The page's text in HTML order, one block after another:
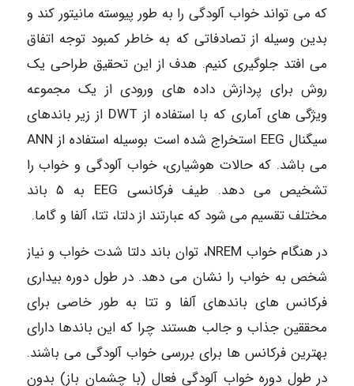
که می تواند خواب آلودگی را به طور پیوسته مانیتور کند و
بدین وسیله از تصادفاتی که به خاطر کمبود توجه اتفاق
می افتد جلوگیری کنیم. هدف از این تحقیق طراحی یک
روش برای پردازش داده های ورودی از یک مجموعه
ویژگی های آماری که با استفاده از DWT از زیر باندهای
سیگنال EEG استخراج شده است بوسیله استفاده از ANN
می باشد. که حالات هوشیاری، خواب آلودگی و خواب را
تشخیص می دهد. طیف فرکانسی EEG به ۵ باند
مختلف تقسیم می شود که عبارتند از دلتا، تتا، آلفا و گاما.
در هنگام خواب NREM، توان باند دلتا شدت خواب و نیاز
شخص به خواب را نشان می دهد. در طول دوره بیداری
فرکانس های باندهای آلفا و تتا به طور خاصی برای
محققین جذاب و جالب هستند چرا که این باندها دارای
بهترین فرکانس ها برای بررسی خواب آلودگی می باشند.
در طول دوره خواب آلودگی فعال (با چشمان باز) بدون